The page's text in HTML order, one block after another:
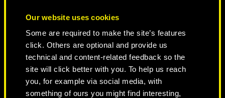
Our website uses cookies
Some are required to make the site’s features
click. Others are optional and provide us
technical and content-related feedback so the
site will click better with you. To help us reach
you, for example via social media, with
something of ours you might find interesting,